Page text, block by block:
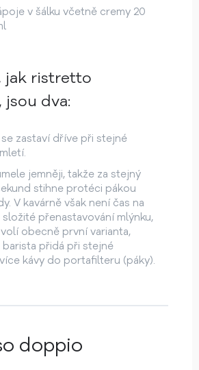
v šálku včetně cremy 20
jak ristretto
dva:
zastaví dříve při stejné
jemněji, takže za stejný
stihne protéci pákou
V kavárně však není čas na
přenastavování mlýnku,
obecně první varianta,
přidá při stejné
kávy do portafilteru (páky).
doppio